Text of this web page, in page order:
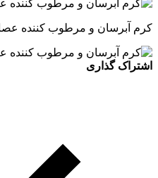
کرم آبرسان و مرطوب کننده
اشتراک گذاری